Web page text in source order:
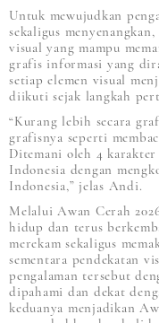
Untuk mewujudkan
sekaligus
visual yang mampu
grafis informasi yang
setiap elemen visual
diikuti sejak langkah
“Kurang lebih secara
grafisnya seperti
Ditemani oleh 4 karakter
Indonesia dengan
Indonesia,” jelas Andi.
Melalui Awan Cerah
hidup dan terus
merekam sekaligus
sementara pendekatan
pengalaman tersebut
dipahami dan dekat
keduanya menjadikan